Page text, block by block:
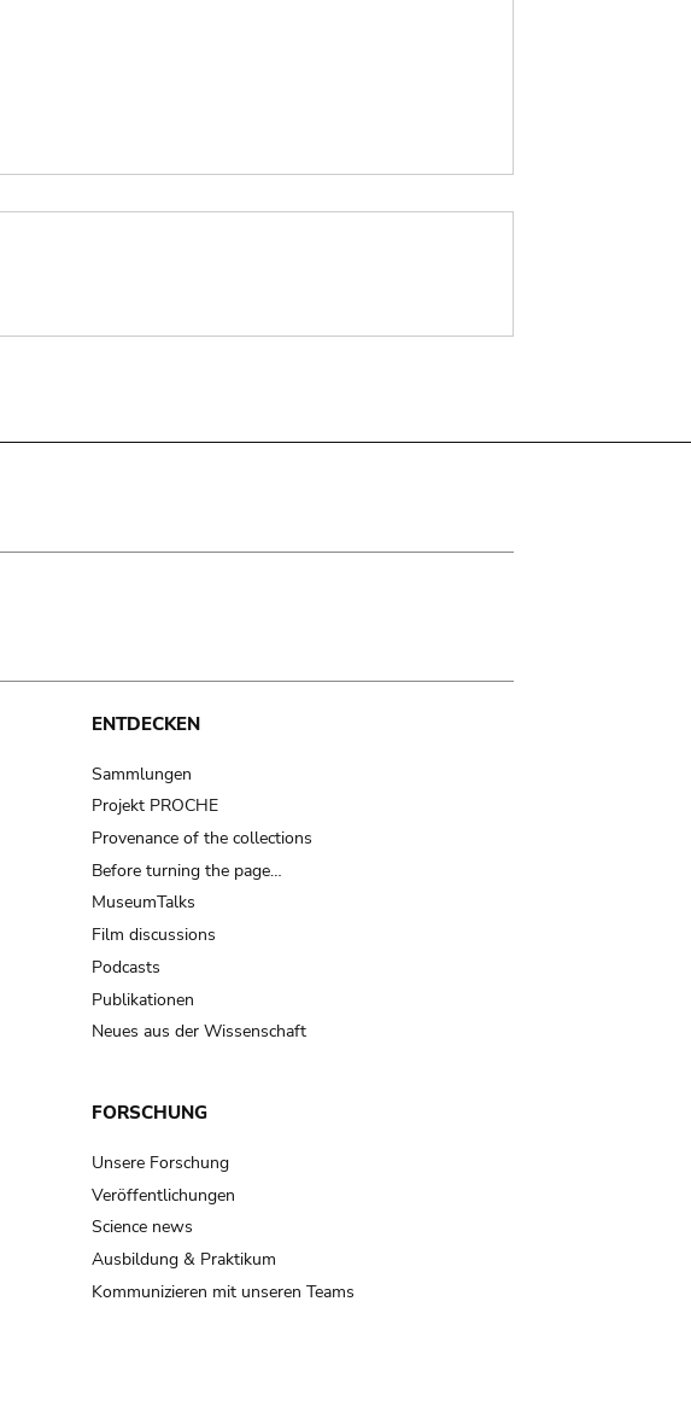
ENTDECKEN
Sammlungen
Projekt PROCHE
Provenance of the collections
Before turning the page…
MuseumTalks
Film discussions
Podcasts
Publikationen
Neues aus der Wissenschaft
FORSCHUNG
Unsere Forschung
Veröffentlichungen
Science news
Ausbildung & Praktikum
Kommunizieren mit unseren Teams